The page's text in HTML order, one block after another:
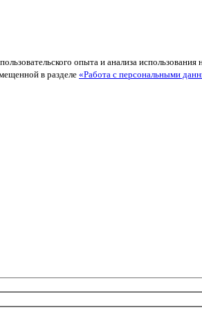
опыта и анализа
в разделе «Работа с персональными